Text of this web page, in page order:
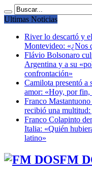
Ultimas Noticias
River lo descartó y
Montevideo: «¿Nos
Flávio Bolsonaro
Argentina y a su
confrontación»
Camilota presentó a
amor: «Hoy, por fin,
Franco
recibió una
Franco Colapinto
Italia: «Quién
latino»
FM